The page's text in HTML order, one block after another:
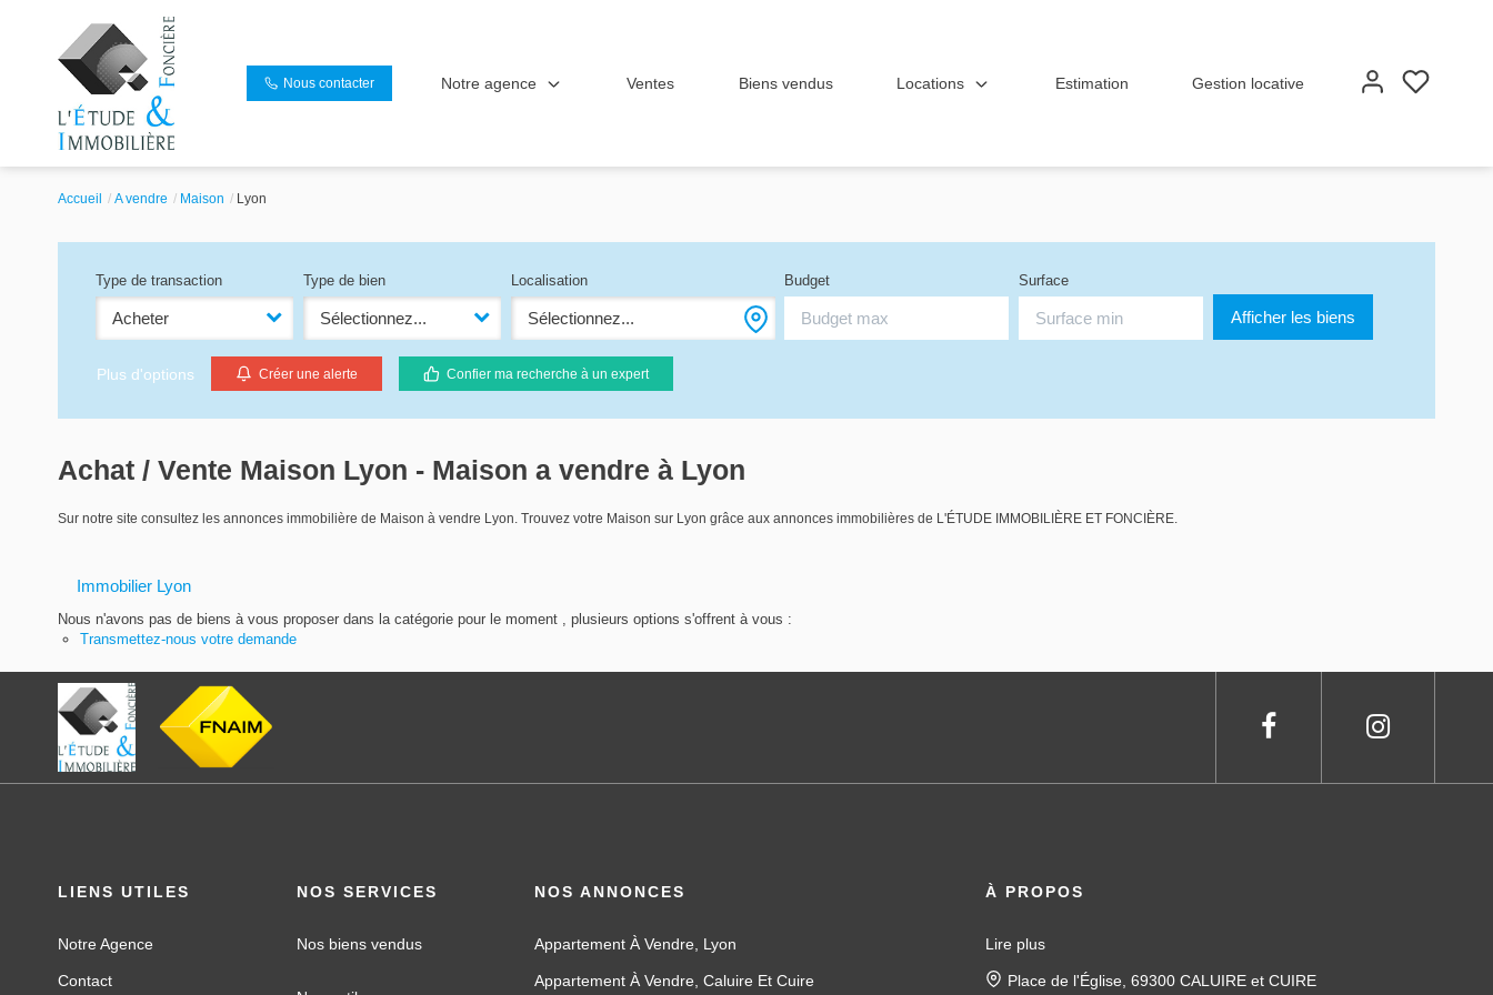
Nous contacter Notre agence Ventes Biens vendus Locations Estimation Gestion locative
Accueil A vendre Maison Lyon
Type de transaction
Acheter
Type de bien
Sélectionnez...
Localisation
Sélectionnez...
Budget Surface
Plus d'options Créer une alerte Confier ma recherche à un expert
Achat / Vente Maison Lyon - Maison a vendre à Lyon
Sur notre site consultez les annonces immobilière de Maison à vendre Lyon. Trouvez votre Maison sur Lyon grâce aux annonces immobilières de L'ÉTUDE IMMOBILIÈRE ET FONCIÈRE.
Immobilier Lyon
Nous n'avons pas de biens à vous proposer dans la catégorie pour le moment , plusieurs options s'offrent à vous :
Transmettez-nous votre demande
LIENS UTILES
Notre Agence
Contact
NOS SERVICES
Nos biens vendus
NOS ANNONCES
Appartement À Vendre, Lyon
Appartement À Vendre, Caluire Et Cuire
À PROPOS
Lire plus
Place de l'Église, 69300 CALUIRE et CUIRE